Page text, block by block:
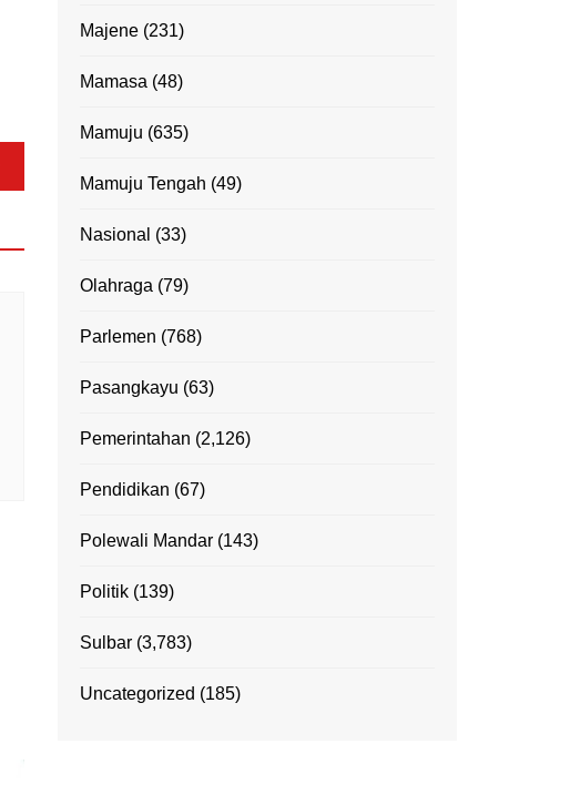
Majene (231)
Mamasa (48)
Mamuju (635)
Mamuju Tengah (49)
Nasional (33)
Olahraga (79)
Parlemen (768)
Pasangkayu (63)
Pemerintahan (2,126)
Pendidikan (67)
Polewali Mandar (143)
Politik (139)
Sulbar (3,783)
Uncategorized (185)